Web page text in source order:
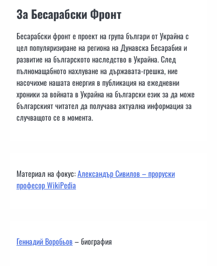
За Бесарабски Фронт
Бесарабски фронт е проект на група българи от Украйна с
цел популяризиране на региона на Дунавска Бесарабия и
развитие на българското наследство в Украйна. След
пълномащабното нахлуване на държавата-грешка, ние
насочихме нашата енергия в публикация на ежедневни
хроники за войната в Украйна на български език за да може
българският читател да получава актуална информация за
случващото се в момента.
Материал на фокус:Александър Сивилов – проруски
професор WikiPedia
Геннадий Воробьов– биография